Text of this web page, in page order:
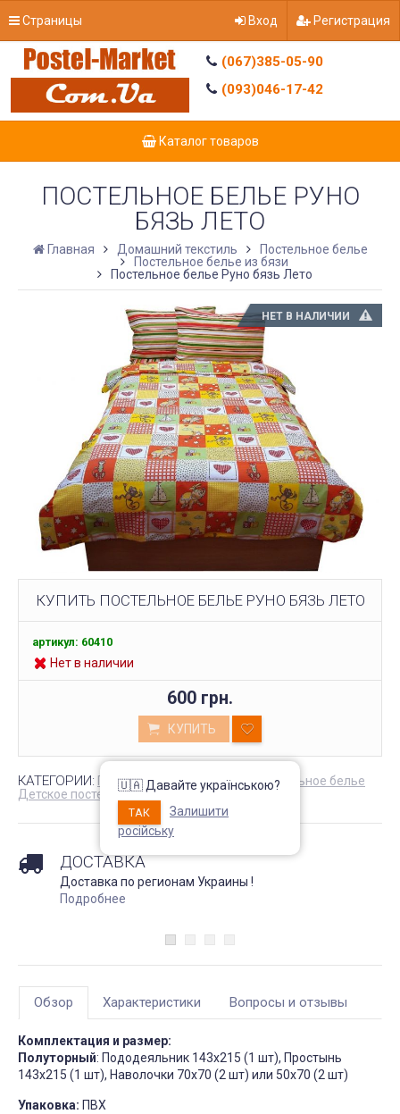
Страницы Вход Регистрация
(067)385-05-90
(093)046-17-42
Каталог товаров
Непромокаемый чехол на
матрас Grey защитный
Запитання 91905
Розмір 180 на 200, має
висоту лише 20 см матрас:
підійде цей варіант? Чи не
створює цей матеріал
спинкой Slavich
ПОСТЕЛЬНОЕ БЕЛЬЕ РУНО
БЯЗЬ ЛЕТО
Главная Домашний текстиль
Постельное белье
Постельное белье из бязи
Постельное белье Руно бязь Лето
НЕТ В НАЛИЧИИ
КУПИТЬ ПОСТЕЛЬНОЕ БЕЛЬЕ РУНО БЯЗЬ ЛЕТО
артикул: 60410
Нет в наличии
600 грн.
КУПИТЬ
КАТЕГОРИИ: Постельное белье из бязи Постельное белье
Детское постельное белье Руно
ДОСТАВКА
Доставка по регионам Украины !
Подробнее
Обзор Характеристики Вопросы и отзывы
Комплектация и размер:
Полуторный: Пододеяльник 143х215 (1 шт), Простынь
143х215 (1 шт), Наволочки 70х70 (2 шт) или 50х70 (2 шт)
Упаковка: ПВХ
🇺🇦 Давайте українською?
ТАК
Залишити
російську